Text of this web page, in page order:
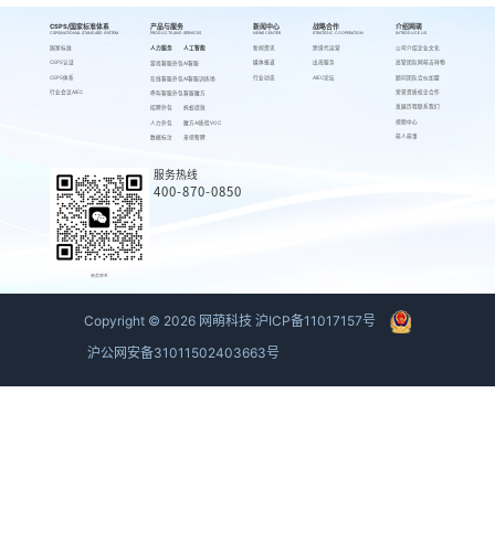
CSPS/国家标准体系
CSPS/NATIONAL STANDARD SYSTEM
国家标准
CSPS认证
CSPS体系
行业会议AIEC
产品与服务
PRODUCTS AND SERVICES
人力服务
游戏客服外包
在线客服外包
呼叫客服外包
招聘外包
人力外包
数据标注
人工智能
AI客服
AI客服训练场
客服魔方
蚂蚁绩效
魔方AI质检VOC
来呗智聘
新闻中心
NEWS CENTER
新闻资讯
媒体报道
行业动态
战略合作
STRATEGIC COOPERATION
跨境代运营
出海服务
AIEC论坛
介绍网萌
INTRODUCE US
公司介绍
高管团队
顾问团队
荣誉资质
发展历程
视频中心
萌人萌事
企业文化
网萌吉祥物
合伙加盟
校企合作
联系我们
商务联系
服务热线
400-870-0850
Copyright © 2026 网萌科技 沪ICP备11017157号
沪公网安备31011502403663号